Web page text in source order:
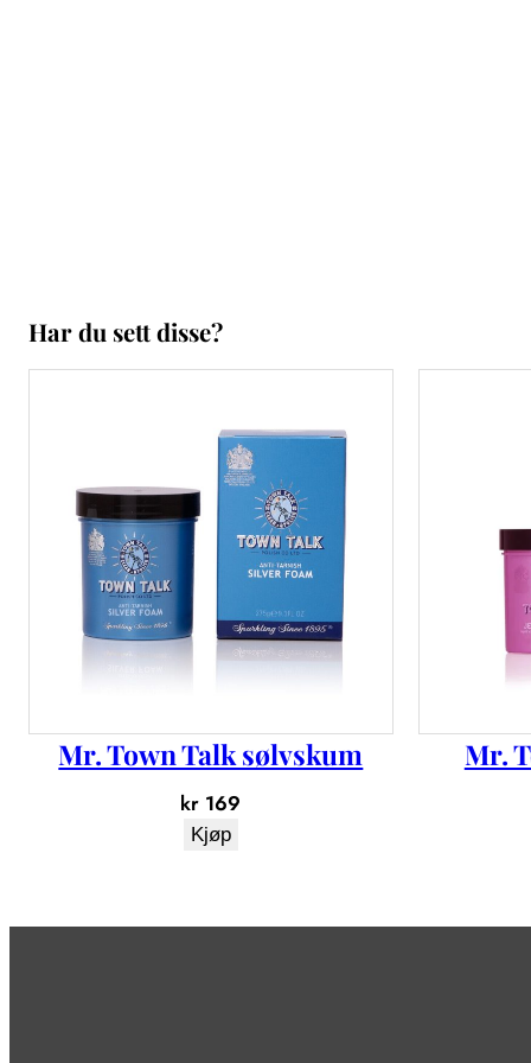
Har du sett disse?
Mr. Town Talk sølvskum
kr 169
Kjøp
Mr.